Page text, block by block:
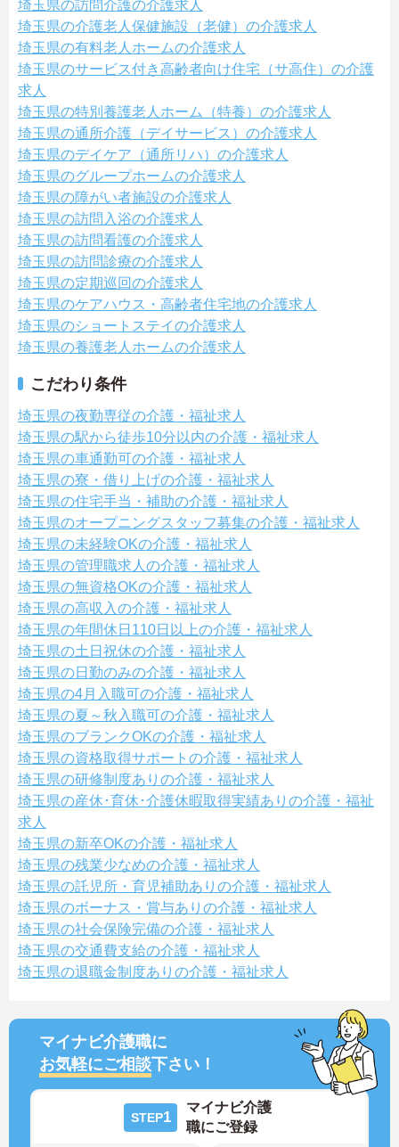
埼玉県の訪問介護の介護求人
埼玉県の介護老人保健施設（老健）の介護求人
埼玉県の有料老人ホームの介護求人
埼玉県のサービス付き高齢者向け住宅（サ高住）の介護
求人
埼玉県の特別養護老人ホーム（特養）の介護求人
埼玉県の通所介護（デイサービス）の介護求人
埼玉県のデイケア（通所リハ）の介護求人
埼玉県のグループホームの介護求人
埼玉県の障がい者施設の介護求人
埼玉県の訪問入浴の介護求人
埼玉県の訪問看護の介護求人
埼玉県の訪問診療の介護求人
埼玉県の定期巡回の介護求人
埼玉県のケアハウス・高齢者住宅地の介護求人
埼玉県のショートステイの介護求人
埼玉県の養護老人ホームの介護求人
こだわり条件
埼玉県の夜勤専従の介護・福祉求人
埼玉県の駅から徒歩10分以内の介護・福祉求人
埼玉県の車通勤可の介護・福祉求人
埼玉県の寮・借り上げの介護・福祉求人
埼玉県の住宅手当・補助の介護・福祉求人
埼玉県のオープニングスタッフ募集の介護・福祉求人
埼玉県の未経験OKの介護・福祉求人
埼玉県の管理職求人の介護・福祉求人
埼玉県の無資格OKの介護・福祉求人
埼玉県の高収入の介護・福祉求人
埼玉県の年間休日110日以上の介護・福祉求人
埼玉県の土日祝休の介護・福祉求人
埼玉県の日勤のみの介護・福祉求人
埼玉県の4月入職可の介護・福祉求人
埼玉県の夏～秋入職可の介護・福祉求人
埼玉県のブランクOKの介護・福祉求人
埼玉県の資格取得サポートの介護・福祉求人
埼玉県の研修制度ありの介護・福祉求人
埼玉県の産休･育休･介護休暇取得実績ありの介護・福祉
求人
埼玉県の新卒OKの介護・福祉求人
埼玉県の残業少なめの介護・福祉求人
埼玉県の託児所・育児補助ありの介護・福祉求人
埼玉県のボーナス・賞与ありの介護・福祉求人
埼玉県の社会保険完備の介護・福祉求人
埼玉県の交通費支給の介護・福祉求人
埼玉県の退職金制度ありの介護・福祉求人
マイナビ介護職に
お気軽にご相談下さい！
STEP1
マイナビ介護
職にご登録